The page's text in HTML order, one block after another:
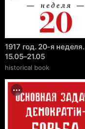
1917 год. 20-я неделя.
15.05–21.05
historical book